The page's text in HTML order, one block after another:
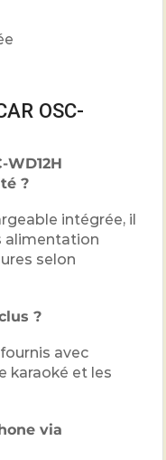
OSC-
WD12H
?
intégrée, il
alimentation
selon
?
avec
karaoké et les
via